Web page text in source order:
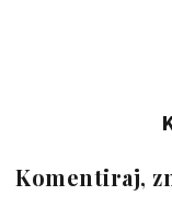
Komentiraj,